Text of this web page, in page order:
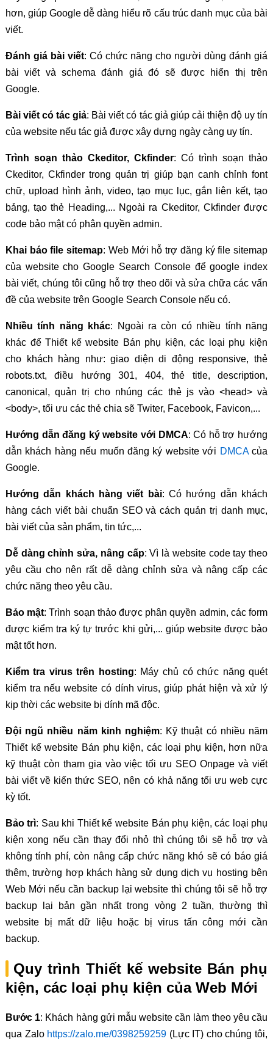
hơn, giúp Google dễ dàng hiểu rõ cấu trúc danh mục của bài
viết.
Đánh giá bài viết: Có chức năng cho người dùng đánh giá
bài viết và schema đánh giá đó sẽ được hiển thị trên
Google.
Bài viết có tác giả: Bài viết có tác giả giúp cải thiện độ uy tín
của website nếu tác giả được xây dựng ngày càng uy tín.
Trình soạn thảo Ckeditor, Ckfinder: Có trình soạn thảo
Ckeditor, Ckfinder trong quản trị giúp bạn canh chỉnh font
chữ, upload hình ảnh, video, tạo mục lục, gắn liên kết, tạo
bảng, tạo thẻ Heading,... Ngoài ra Ckeditor, Ckfinder được
code bảo mật có phân quyền admin.
Khai báo file sitemap: Web Mới hỗ trợ đăng ký file sitemap
của website cho Google Search Console để google index
bài viết, chúng tôi cũng hỗ trợ theo dõi và sửa chữa các vấn
đề của website trên Google Search Console nếu có.
Nhiều tính năng khác: Ngoài ra còn có nhiều tính năng
khác để Thiết kế website Bán phụ kiện, các loại phụ kiện
cho khách hàng như: giao diện di động responsive, thẻ
robots.txt, điều hướng 301, 404, thẻ title, description,
canonical, quản trị cho nhúng các thẻ js vào <head> và
<body>, tối ưu các thẻ chia sẽ Twiter, Facebook, Favicon,...
Hướng dẫn đăng ký website với DMCA: Có hỗ trợ hướng
dẫn khách hàng nếu muốn đăng ký website với DMCAcủa
Google.
Hướng dẫn khách hàng viết bài: Có hướng dẫn khách
hàng cách viết bài chuẩn SEO và cách quản trị danh mục,
bài viết của sản phẩm, tin tức,...
Dễ dàng chỉnh sửa, nâng cấp: Vì là website code tay theo
yêu cầu cho nên rất dễ dàng chỉnh sửa và nâng cấp các
chức năng theo yêu cầu.
Bảo mật: Trình soạn thảo được phân quyền admin, các form
được kiểm tra ký tự trước khi gửi,... giúp website được bảo
mật tốt hơn.
Kiểm tra virus trên hosting: Máy chủ có chức năng quét
kiểm tra nếu website có dính virus, giúp phát hiện và xử lý
kịp thời các website bị dính mã độc.
Đội ngũ nhiều năm kinh nghiệm: Kỹ thuật có nhiều năm
Thiết kế website Bán phụ kiện, các loại phụ kiện, hơn nữa
kỹ thuật còn tham gia vào việc tối ưu SEO Onpage và viết
bài viết về kiến thức SEO, nên có khả năng tối ưu web cực
kỳ tốt.
Bảo trì: Sau khi Thiết kế website Bán phụ kiện, các loại phụ
kiện xong nếu cần thay đổi nhỏ thì chúng tôi sẽ hỗ trợ và
không tính phí, còn nâng cấp chức năng khó sẽ có báo giá
thêm, trường hợp khách hàng sử dụng dịch vụ hosting bên
Web Mới nếu cần backup lại website thì chúng tôi sẽ hỗ trợ
backup lại bản gần nhất trong vòng 2 tuần, thường thì
website bị mất dữ liệu hoặc bị virus tấn công mới cần
backup.
Quy trình Thiết kế website Bán phụ
kiện, các loại phụ kiện của Web Mới
Bước 1: Khách hàng gửi mẫu website cần làm theo yêu cầu
qua Zalo https://zalo.me/0398259259 (Lực IT) cho chúng tôi,